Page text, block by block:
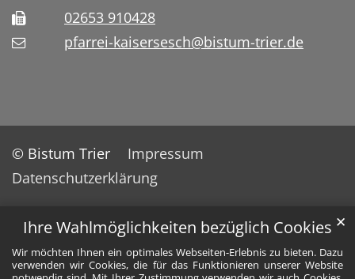
Ihre Wahlmöglichkeiten bezüglich Cookies
Wir möchten Ihnen ein optimales Webseiten-Erlebnis zu bieten. Dazu
verwenden wir Cookies, die für das Funktionieren unserer Website
✕
02653 910428
pfarrei-kaisersesch@bistum-trier.de
© Bistum Trier
Impressum
Datenschutzerklärung